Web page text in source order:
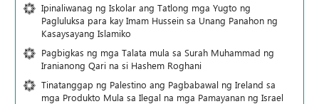
Ipinaliwanag ng Iskolar ang Tatlong mga Yugto ng
Pagluluksa para kay Imam Hussein sa Unang Panahon ng
Kasaysayang Islamiko
Pagbigkas ng mga Talata mula sa Surah Muhammad ng
Iranianong Qari na si Hashem Roghani
Tinatanggap ng Palestino ang Pagbabawal ng Ireland sa
mga Produkto Mula sa Ilegal na mga Pamayanan ng Israel